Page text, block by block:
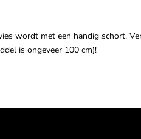
wordt met een handig schort.
is ongeveer 100 cm)!